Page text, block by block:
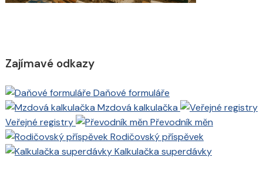
Zajímavé odkazy
Daňové formuláře
Mzdová kalkulačka
Veřejné registry
Převodník měn
Rodičovský příspěvek
Kalkulačka superdávky